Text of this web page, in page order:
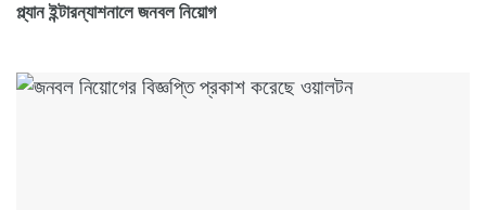
প্ল্যান ইন্টারন্যাশনালে জনবল নিয়োগ